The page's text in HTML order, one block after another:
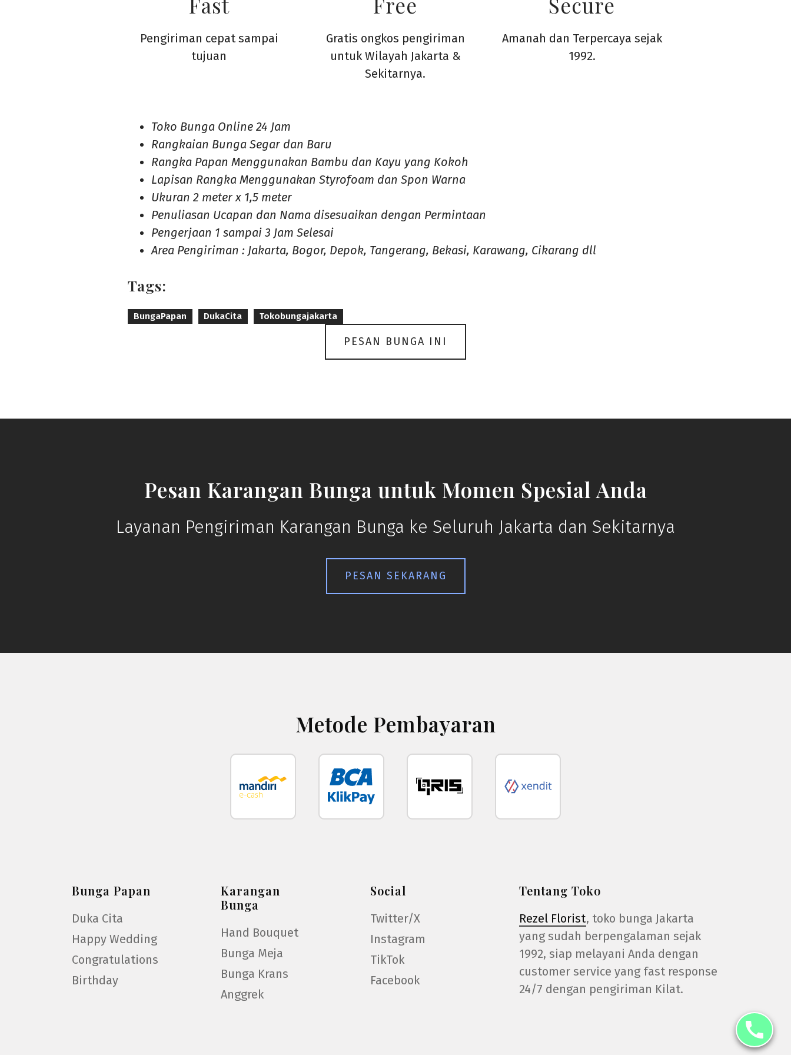
Pengiriman cepat sampai
tujuan
Gratis ongkos pengiriman
untuk Wilayah Jakarta &
Sekitarnya.
Amanah dan Terpercaya sejak
1992.
Toko Bunga Online 24 Jam
Rangkaian Bunga Segar dan Baru
Rangka Papan Menggunakan Bambu dan Kayu yang Kokoh
Lapisan Rangka Menggunakan Styrofoam dan Spon Warna
Ukuran 2 meter x 1,5 meter
Penuliasan Ucapan dan Nama disesuaikan dengan Permintaan
Pengerjaan 1 sampai 3 Jam Selesai
Area Pengiriman : Jakarta, Bogor, Depok, Tangerang, Bekasi, Karawang, Cikarang dll
Tags:
BungaPapan DukaCita Tokobungajakarta
PESAN BUNGA INI
Pesan Karangan Bunga untuk Momen Spesial Anda
Layanan Pengiriman Karangan Bunga ke Seluruh Jakarta dan Sekitarnya
PESAN SEKARANG
Metode Pembayaran
Bunga Papan
Duka Cita
Happy Wedding
Congratulations
Birthday
Karangan
Bunga
Hand Bouquet
Bunga Meja
Bunga Krans
Anggrek
Social
Twitter/X
Instagram
TikTok
Facebook
Tentang Toko
Rezel Florist, toko bunga Jakarta
yang sudah berpengalaman sejak
1992, siap melayani Anda dengan
customer service yang fast response
24/7 dengan pengiriman Kilat.
call